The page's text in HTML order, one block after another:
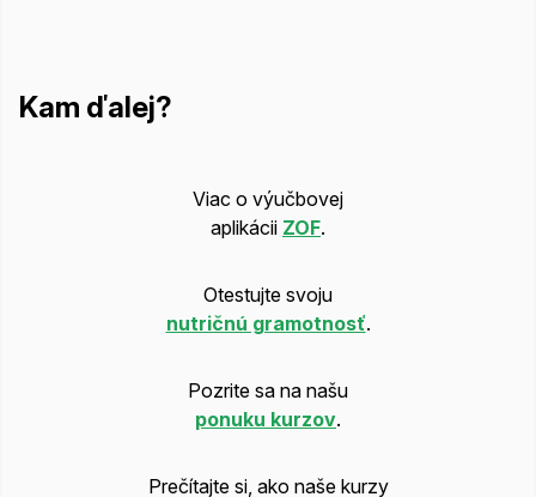
Kam ďalej?
Viac o výučbovej
aplikácii ZOF.
Otestujte svoju
nutričnú gramotnosť.
Pozrite sa na našu
ponuku kurzov.
Prečítajte si, ako naše kurzy